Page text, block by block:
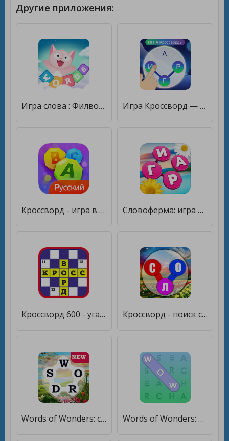
Другие приложения:
Игра слова : Филворды Слова из букв Соединялки [Мод меню] Игра Кроссворд — Найди Слова [Много денег]
Кроссворд - игра в слова [Много монет] Словоферма: игра в слова и кроссворд [Много денег]
Кроссворд 600 - угадывай слова [Много денег] Кроссворд - поиск слова бесплатно игры в слова [Много монет]
Words of Wonders: соединялка поиск слов [Много монет] Words of Wonders: Search [Мод меню]